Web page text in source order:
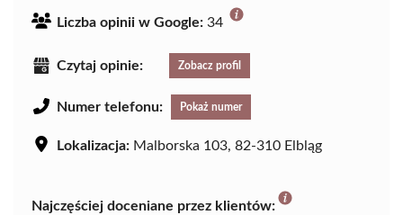
Liczba opinii w Google: 34
Czytaj opinie: Zobacz profil
Numer telefonu: Pokaż numer
Lokalizacja: Malborska 103, 82-310 Elbląg
Najczęściej doceniane przez klientów: